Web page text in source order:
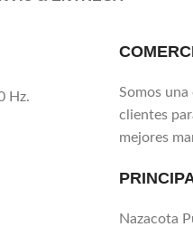
Hz.
Somos
clientes
mejores
Nazacota